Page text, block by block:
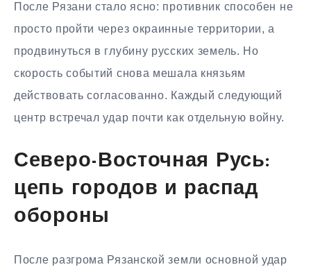
После Рязани стало ясно: противник способен не
просто пройти через окраинные территории, а
продвинуться в глубину русских земель. Но
скорость событий снова мешала князьям
действовать согласованно. Каждый следующий
центр встречал удар почти как отдельную войну.
Северо-Восточная Русь:
цепь городов и распад
обороны
После разгрома Рязанской земли основной удар